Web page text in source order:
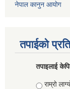
नेपाल कानुन आयोग
तपाईको
तपाइलाई
Choices
राम्रो